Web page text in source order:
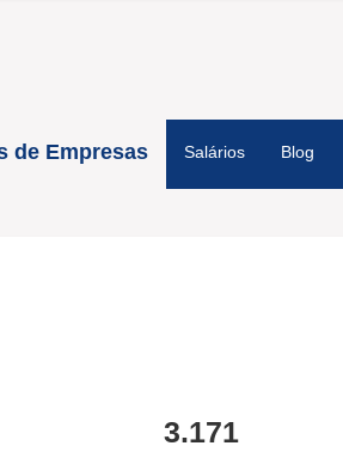
de Empresas Salários Blog
3.171